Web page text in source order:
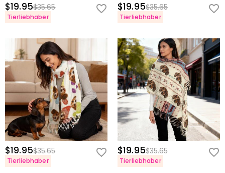
$19.95$35.65
Tierliebhaber
$19.95$35.65
Tierliebhaber
$19.95$35.65
Tierliebhaber
$19.95$35.65
Tierliebhaber